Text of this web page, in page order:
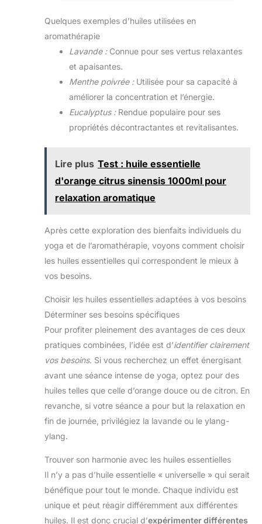
les inconforts digestifs en cas de
repas copieux ou de mal des
transports. TONUS ET ENERGIE :
L'Huile Essentielle de Menthe poivrée
permet de retrouver de l'énergie en
cas de fatigue mentale ou physique.
CONSEILS D'UTILISATION : Pour la
digestion, ingérez 1 sur un support
neutre, maximum 4 gouttes par jour.
Cette Huile Essentielle peut également
ESSENTIELLES : Pranarôm expert de
la science des Huiles Essentielles,
solutions ciblées, innovantes et
famille en bonne santé au quotidien.
Quelques exemples d’huiles utilisées en
aromathérapie
Lavande :Connue pour ses vertus relaxantes
et apaisantes.
Menthe poivrée :Utilisée pour sa capacité à
améliorer la concentration et l’énergie.
Eucalyptus :Rendue populaire pour ses
propriétés décontractantes et revitalisantes.
Lire plus Test : huile essentielle
d'orange citrus sinensis 1000ml pour
relaxation aromatique
Après cette exploration des bienfaits individuels du
yoga et de l’aromathérapie, voyons comment choisir
les huiles essentielles qui correspondent le mieux à
vos besoins.
Choisir les huiles essentielles adaptées à vos besoins
Déterminer ses besoins spécifiques
Pour profiter pleinement des avantages de ces deux
pratiques combinées, l’idée est d’identifier clairement
vos besoins. Si vous recherchez un effet énergisant
avant une séance intense de yoga, optez pour des
huiles telles que celle d’orange douce ou de citron. En
revanche, si votre séance a pour but la relaxation en
fin de journée, privilégiez la lavande ou le ylang-
ylang.
Trouver son harmonie avec les huiles essentielles
Il n’y a pas d’huile essentielle « universelle » qui serait
bénéfique pour tout le monde. Chaque individu est
unique et peut réagir différemment aux différentes
huiles. Il est donc crucial d’expérimenter différentes